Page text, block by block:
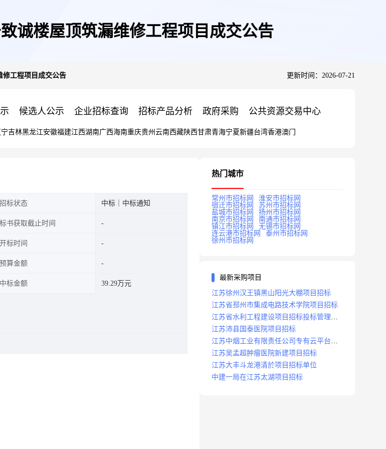
诚楼屋顶筑漏维修工程项目成交公告
修工程项目成交公告 更新时间：2026-07-21
候选人公示 企业招标查询 招标产品分析 政府采购 公共资源交易中心
吉林黑龙江安徽福建江西湖南广西海南重庆贵州 云南西藏陕西甘肃青海宁夏新疆台湾香港澳门
招标状态 中标｜中标通知
标书获取截止时间
开标时间
预算金额
中标金额 39.29万元
热门城市
常州市招标网
淮安市招标网
宿迁市招标网
苏州市招标网
盐城市招标网
扬州市招标网
南京市招标网
南通市招标网
镇江市招标网
无锡市招标网
连云港市招标网
泰州市招标网
徐州市招标网
最新采购项目
江苏徐州汉王镇黑山阳光大棚项目招标
江苏省邳州市集成电路技术学院项目招标
江苏省水利工程建设项目招标投标管理办
法
江苏沛县国泰医院项目招标
江苏中烟工业有限责任公司专有云平台扩
容项目招标
江苏吴孟超肿瘤医院新建项目招标
江苏大丰斗龙港清於项目招标单位
中建一局在江苏太湖项目招标